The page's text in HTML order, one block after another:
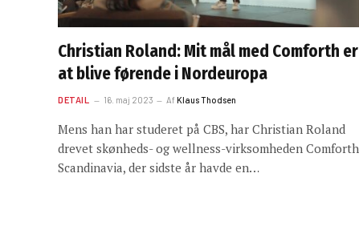
Christian Roland: Mit mål med Comforth er
at blive førende i Nordeuropa
DETAIL 16. maj 2023 AfKlaus Thodsen
Mens han har studeret på CBS, har Christian Roland
drevet skønheds- og wellness-virksomheden Comforth
Scandinavia, der sidste år havde en…